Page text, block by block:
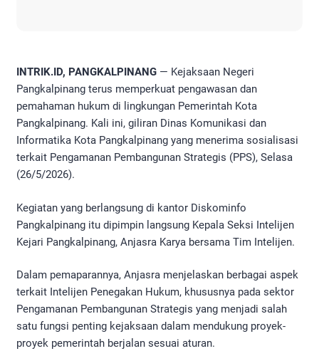
INTRIK.ID, PANGKALPINANG — Kejaksaan Negeri
Pangkalpinang terus memperkuat pengawasan dan
pemahaman hukum di lingkungan Pemerintah Kota
Pangkalpinang. Kali ini, giliran Dinas Komunikasi dan
Informatika Kota Pangkalpinang yang menerima sosialisasi
terkait Pengamanan Pembangunan Strategis (PPS), Selasa
(26/5/2026).
Kegiatan yang berlangsung di kantor Diskominfo
Pangkalpinang itu dipimpin langsung Kepala Seksi Intelijen
Kejari Pangkalpinang, Anjasra Karya bersama Tim Intelijen.
Dalam pemaparannya, Anjasra menjelaskan berbagai aspek
terkait Intelijen Penegakan Hukum, khususnya pada sektor
Pengamanan Pembangunan Strategis yang menjadi salah
satu fungsi penting kejaksaan dalam mendukung proyek-
proyek pemerintah berjalan sesuai aturan.